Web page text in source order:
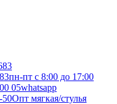
пн-пт с 8:00 до 17:00
05whatsapp
50Опт мягкая/стулья